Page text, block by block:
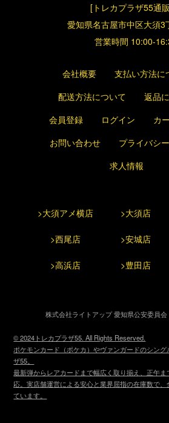
[トレカプラザ55通
愛知県名古屋市中区大須3
営業時間 10:00-
会社概要
支払い方法に
配送方法について
返品
会員登録
ログイン
カ
お問い合わせ
プライバシ
求人情報
>大須アメ横店 >大須店
>西尾店 >安城店
>高浜店 >豊田店
株式会社ライトアップ 愛知県公安委員
© 2024トレカプラザ55. All Rights Reserved.
ポケモンカード（ポケカ）やヴァンガードのシン
ザ55。
最新弾からレアカードまで幅広く取り揃え、正午
応。実店舗運営による安心と業界屈指の在庫数で
ています。